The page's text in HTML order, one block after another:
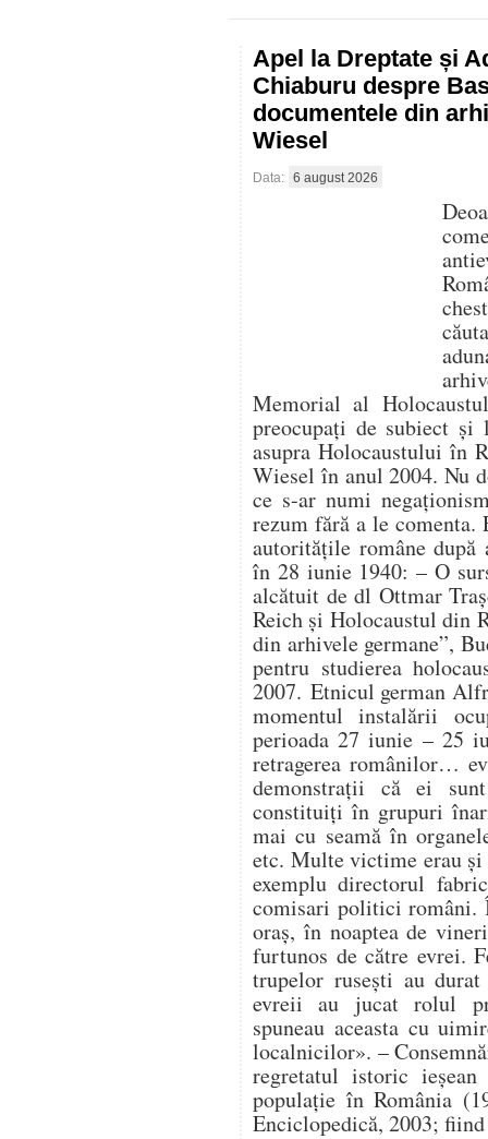
Apel la Dreptate și
Chiaburu despre
documentele din
Wiesel
Data: 6 august 2026
Memorial al
preocupați de subiect
asupra Holocaustului în
Wiesel în anul 2004. Nu
ce s-ar numi
rezum fără a le comenta.
autoritățile române după
în 28 iunie 1940: – O
alcătuit de dl Ottmar
Reich și Holocaustul din
din arhivele germane”,
pentru studierea
2007. Etnicul german
momentul instalării
perioada 27 iunie – 25
retragerea românilor…
demonstrații că ei
constituiți în grupuri
mai cu seamă în
etc. Multe victime erau
exemplu directorul
comisari politici români.
oraș, în noaptea de
furtunos de către evrei.
trupelor rusești au
evreii au jucat rolul
spuneau aceasta cu
localnicilor». –
regretatul istoric
populație în România
Enciclopedică, 2003;